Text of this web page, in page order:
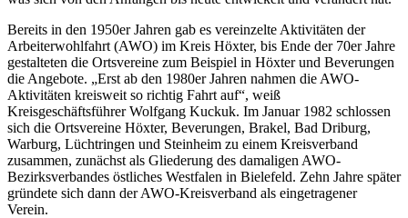
Bereits in den 1950er Jahren gab es vereinzelte Aktivitäten der
Arbeiterwohlfahrt (AWO) im Kreis Höxter, bis Ende der 70er Jahre
gestalteten die Ortsvereine zum Beispiel in Höxter und Beverungen
die Angebote. „Erst ab den 1980er Jahren nahmen die AWO-
Aktivitäten kreisweit so richtig Fahrt auf“, weiß
Kreisgeschäftsführer Wolfgang Kuckuk. Im Januar 1982 schlossen
sich die Ortsvereine Höxter, Beverungen, Brakel, Bad Driburg,
Warburg, Lüchtringen und Steinheim zu einem Kreisverband
zusammen, zunächst als Gliederung des damaligen AWO-
Bezirksverbandes östliches Westfalen in Bielefeld. Zehn Jahre später
gründete sich dann der AWO-Kreisverband als eingetragener
Verein.